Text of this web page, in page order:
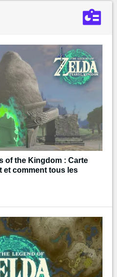
of the Kingdom : Carte
et comment tous les